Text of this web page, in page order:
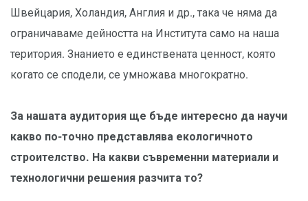
Швейцария, Холандия, Англия и др., така че няма да
ограничаваме дейността на Института само на наша
територия. Знанието е единствената ценност, която
когато се сподели, се умножава многократно.
За нашата аудитория ще бъде интересно да научи
какво по-точно представлява екологичното
строителство. На какви съвременни материали и
технологични решения разчита то?